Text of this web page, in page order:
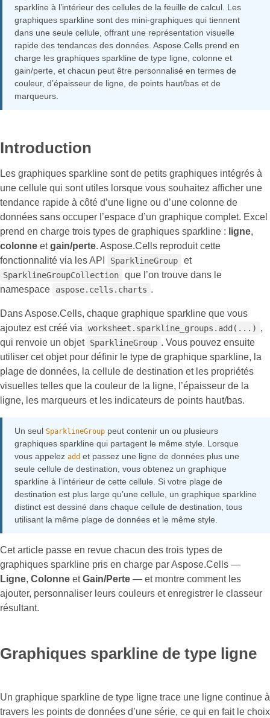
sparkline à l’intérieur des cellules de la feuille de calcul. Les
graphiques sparkline sont des mini-graphiques qui tiennent
dans une seule cellule, offrant une représentation visuelle
rapide des tendances des données. Aspose.Cells prend en
charge les graphiques sparkline de type ligne, colonne et
gain/perte, et chacun peut être personnalisé en termes de
couleur, d’épaisseur de ligne, de points haut/bas et de
marqueurs.
Introduction
Les graphiques sparkline sont de petits graphiques intégrés à
une cellule qui sont utiles lorsque vous souhaitez afficher une
tendance rapide à côté d’une ligne ou d’une colonne de
données sans occuper l’espace d’un graphique complet. Excel
prend en charge trois types de graphiques sparkline : ligne,
colonne etgain/perte. Aspose.Cells reproduit cette
fonctionnalité via les API
SparklineGroup et
SparklineGroupCollection
que l’on trouve dans le
namespace
aspose.cells.charts .
Dans Aspose.Cells, chaque graphique sparkline que vous
ajoutez est créé via
worksheet.sparkline_groups.add(...) ,
qui renvoie un objet SparklineGroup . Vous pouvez ensuite
utiliser cet objet pour définir le type de graphique sparkline, la
plage de données, la cellule de destination et les propriétés
visuelles telles que la couleur de la ligne, l’épaisseur de la
ligne, les marqueurs et les indicateurs de points haut/bas.
Un seul SparklineGroup peut contenir un ou plusieurs
graphiques sparkline qui partagent le même style. Lorsque
vous appelez add et passez une ligne de données plus une
seule cellule de destination, vous obtenez un graphique
sparkline à l’intérieur de cette cellule. Si votre plage de
destination est plus large qu’une cellule, un graphique sparkline
distinct est dessiné dans chaque cellule de destination, tous
utilisant la même plage de données et le même style.
Cet article passe en revue chacun des trois types de
graphiques sparkline pris en charge par Aspose.Cells —
Ligne, Colonne etGain/Perte — et montre comment les
ajouter, personnaliser leurs couleurs et enregistrer le classeur
résultant.
Graphiques sparkline de type ligne
Un graphique sparkline de type ligne trace une ligne continue à
travers les points de données d’une série, ce qui en fait le choix